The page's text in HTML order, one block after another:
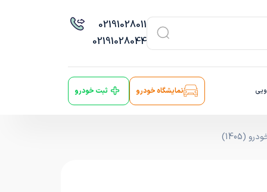
02191028011
02191028044
نمایشگاه خودرو ثبت خودرو
(1405)